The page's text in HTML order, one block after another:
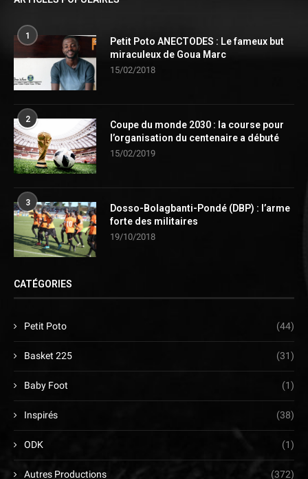
1
Petit Poto ANECTODES : Le fameux but
miraculeux de Goua Marc
15/02/2018
2
Coupe du monde 2030 : la course pour
l’organisation du centenaire a débuté
15/02/2019
3
Dosso-Bolagbanti-Pondé (DBP) : l’arme
forte des militaires
19/10/2018
CATÉGORIES
Petit Poto (44)
Basket 225 (31)
Baby Foot (1)
Inspirés (38)
ODK (1)
Autres Productions (372)